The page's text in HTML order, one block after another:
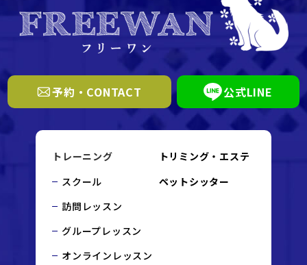
予約・CONTACT 公式LINE
トレーニング
スクール
訪問レッスン
グループレッスン
オンラインレッスン
トリミング・エステ
ペットシッター